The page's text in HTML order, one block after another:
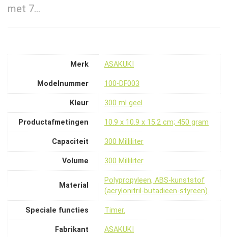
met 7…
Merk ‎ASAKUKI
Modelnummer ‎100-DF003
Kleur ‎300 ml geel
Productafmetingen ‎10.9 x 10.9 x 15.2 cm; 450 gram
Capaciteit ‎300 Milliliter
Volume ‎300 Milliliter
Material
‎Polypropyleen, ABS-kunststof
(acrylonitril-butadieen-styreen).
Speciale functies ‎Timer.
Fabrikant ‎ASAKUKI